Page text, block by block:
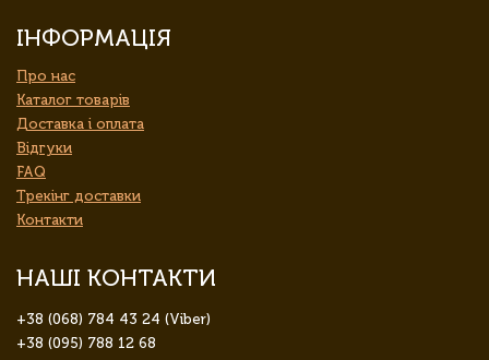
ІНФОРМАЦІЯ
Про нас
Каталог товарів
Доставка і оплата
Відгуки
FAQ
Трекінг доставки
Контакти
НАШІ КОНТАКТИ
+38 (068) 784 43 24 (Viber)
+38 (095) 788 12 68